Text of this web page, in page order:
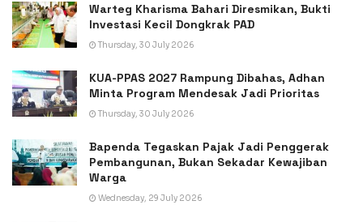
Warteg Kharisma Bahari Diresmikan, Bukti
Investasi Kecil Dongkrak PAD
Thursday, 30 July 2026
KUA-PPAS 2027 Rampung Dibahas, Adhan
Minta Program Mendesak Jadi Prioritas
Thursday, 30 July 2026
Bapenda Tegaskan Pajak Jadi Penggerak
Pembangunan, Bukan Sekadar Kewajiban
Warga
Wednesday, 29 July 2026